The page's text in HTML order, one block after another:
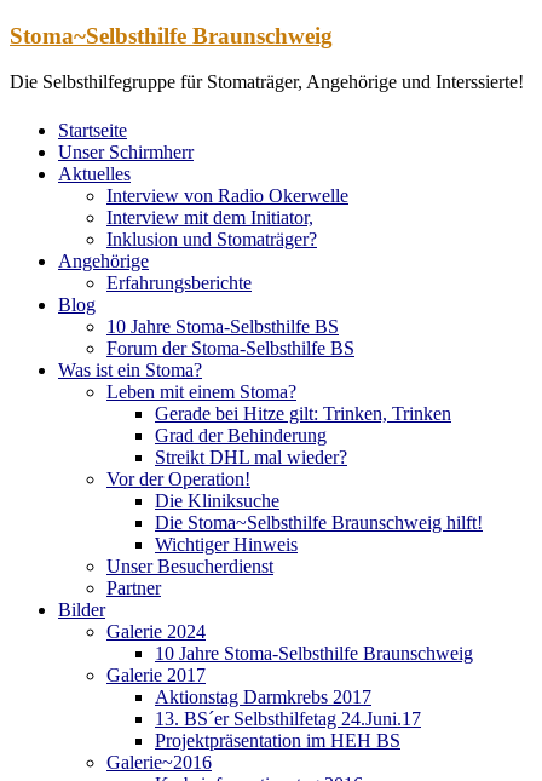
Zum
springen
Stoma~Selbsthilfe Braunschweig
Die Selbsthilfegruppe für Stomaträger, Angehörige und Interssierte!
Startseite
Unser Schirmherr
Aktuelles
Interview von Radio Okerwelle
Interview mit dem Initiator,
Inklusion und Stomaträger?
Angehörige
Erfahrungsberichte
Blog
10 Jahre Stoma-Selbsthilfe BS
Forum der Stoma-Selbsthilfe BS
Was ist ein Stoma?
Leben mit einem Stoma?
Gerade bei Hitze gilt: Trinken, Trinken
Grad der Behinderung
Streikt DHL mal wieder?
Vor der Operation!
Die Kliniksuche
Die Stoma~Selbsthilfe Braunschweig hilft!
Wichtiger Hinweis
Unser Besucherdienst
Partner
Bilder
Galerie 2024
10 Jahre Stoma-Selbsthilfe Braunschweig
Galerie 2017
Aktionstag Darmkrebs 2017
13. BS´er Selbsthilfetag 24.Juni.17
Projektpräsentation im HEH BS
Galerie~2016